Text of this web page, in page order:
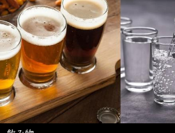
今まで気づかなかった
体にかかっているスト
ると、花粉症をはじめ
た疾患となって表面化
から得た実感で、1つの
いうものでは本来ない
レスの全体量をいかに
向のgeefee読者は、す